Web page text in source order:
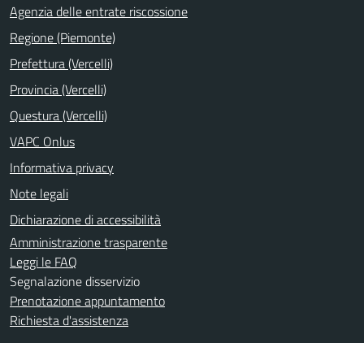
Agenzia delle entrate riscossione
Regione (Piemonte)
Prefettura (Vercelli)
Provincia (Vercelli)
Questura (Vercelli)
VAPC Onlus
Informativa privacy
Note legali
Dichiarazione di accessibilità
Amministrazione trasparente
Leggi le FAQ
Segnalazione disservizio
Prenotazione appuntamento
Richiesta d'assistenza